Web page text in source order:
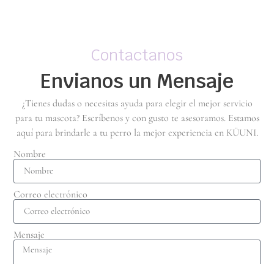
Contactanos
Envianos un Mensaje
¿Tienes dudas o necesitas ayuda para elegir el mejor servicio
para tu mascota? Escríbenos y con gusto te asesoramos. Estamos
aquí para brindarle a tu perro la mejor experiencia en KÜUNI.
Nombre
Correo electrónico
Mensaje